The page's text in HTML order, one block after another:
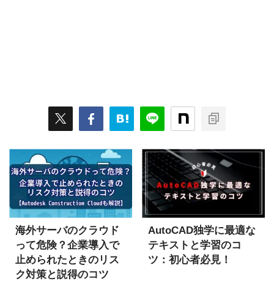
海外サーバのクラウド
って危険？企業導入で
止められたときのリス
ク対策と説得のコツ
AutoCAD独学に最適な
テキストと学習のコ
ツ：初心者必見！